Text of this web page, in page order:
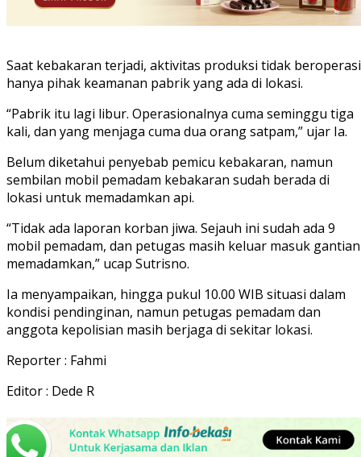
Saat kebakaran terjadi, aktivitas produksi tidak
hanya pihak keamanan pabrik yang ada di lokasi.
“Pabrik itu lagi libur. Operasionalnya cuma seminggu tiga
kali, dan yang menjaga cuma dua orang satpam,” ujar Ia.
Belum diketahui penyebab pemicu kebakaran, namun
sembilan mobil pemadam kebakaran sudah berada di
lokasi untuk memadamkan api.
“Tidak ada laporan korban jiwa. Sejauh ini sudah ada 9
mobil pemadam, dan petugas masih keluar masuk gantian
memadamkan,” ucap Sutrisno.
Ia menyampaikan, hingga pukul 10.00 WIB situasi dalam
kondisi pendinginan, namun petugas pemadam dan
anggota kepolisian masih berjaga di sekitar lokasi.
Reporter : Fahmi
Editor : Dede R